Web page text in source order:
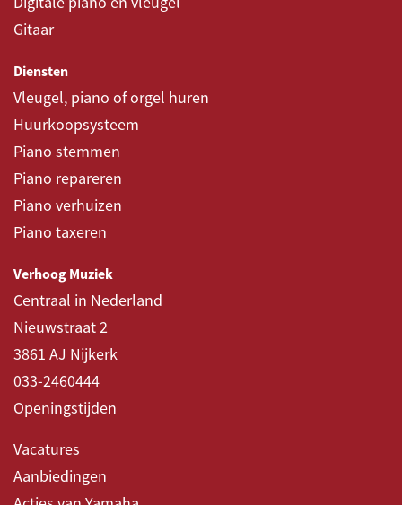
Gitaar
Diensten
Vleugel, piano of orgel huren
Huurkoopsysteem
Piano stemmen
Piano repareren
Piano verhuizen
Piano taxeren
Verhoog Muziek
Centraal in Nederland
Nieuwstraat 2
3861 AJ Nijkerk
033-2460444
Openingstijden
Vacatures
Aanbiedingen